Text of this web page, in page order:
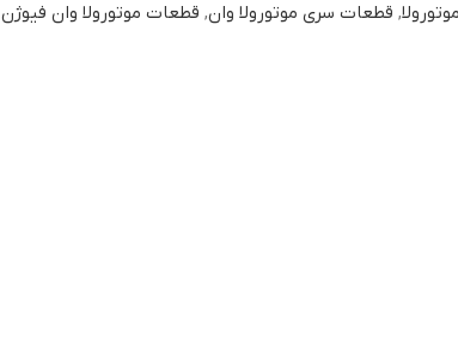
, قطعات سری موتورولا وان, قطعات موتورولا وان فیوژن